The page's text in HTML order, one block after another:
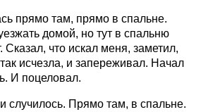
прямо там, прямо в спальне.
домой, но тут в спальню
Сказал, что искал меня, заметил,
исчезла, и запереживал. Начал
И поцеловал.
случилось. Прямо там, в спальне.